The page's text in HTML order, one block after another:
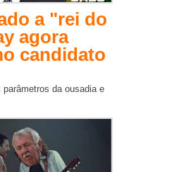
a "rei do
agora
candidato
da ousadia e